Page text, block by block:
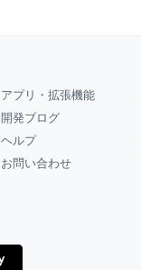
アプリ・拡張機能
開発ブログ
ヘルプ
お問い合わせ